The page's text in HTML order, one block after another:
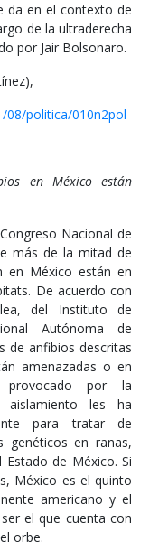
da en el contexto de
de la ultraderecha
por Jair Bolsonaro.
08/politica/010n2pol
en México están
Nacional de
más de la mitad de
en México están en
De acuerdo con
del Instituto de
Autónoma de
de anfibios descritas
amenazadas o en
por la
aislamiento les ha
para tratar de
genéticos en ranas,
de México. Si
México es el quinto
americano y el
el que cuenta con
orbe.